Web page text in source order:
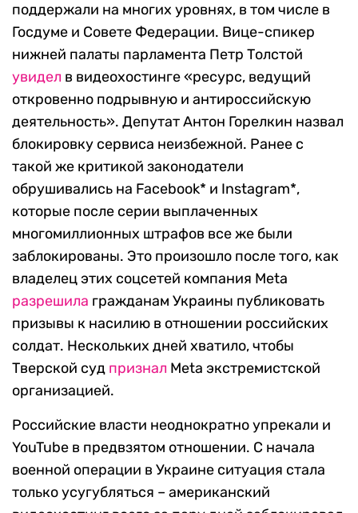
поддержали на многих уровнях, в том числе в
Госдуме и Совете Федерации. Вице-спикер
нижней палаты парламента Петр Толстой
увидел в видеохостинге «ресурс, ведущий
откровенно подрывную и антироссийскую
деятельность». Депутат Антон Горелкин назвал
блокировку сервиса неизбежной. Ранее с
такой же критикой законодатели
обрушивались на Facebook* и Instagram*,
которые после серии выплаченных
многомиллионных штрафов все же были
заблокированы. Это произошло после того, как
владелец этих соцсетей компания Meta
разрешила гражданам Украины публиковать
призывы к насилию в отношении российских
солдат. Нескольких дней хватило, чтобы
Тверской суд признал Meta экстремистской
организацией.
Российские власти неоднократно упрекали и
YouTube в предвзятом отношении. С начала
военной операции в Украине ситуация стала
только усугубляться – американский